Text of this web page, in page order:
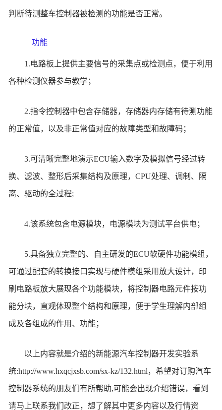
判断待测整车控制器被检测的功能是否正常。
功能
1.电路板上提供主要信号的采集点或检测点，便于利用
各种检测仪器参与教学；
2.指令控制器中包含存储器，存储器内存储有待测功能
的正常值，以及非正常值对应的故障类型和故障码；
3.可清晰完整地演示ECU输入数字及模拟信号经过转
换、滤波、整形后采集结构及原理，CPU处理、调制、隔
离、驱动的全过程;
4.该系统包含电源模块，电源模块为测试平台供电；
5.具备独立完整的、自主研发的ECU软硬件功能模组，
可通过配套的转换接口实现与硬件模组采用放大设计，印
刷电路板放大展现各个功能模块，将控制器电路元件按功
能分块，直观体现整个结构和原理，便于学生理解内部组
成及各组成的作用、功能；
以上内容就是介绍的新能源汽车控制器开发实验系
统:http://www.hxqcjxsb.com/sx-kz/132.html，希望对订购汽车
控制器系统的朋友们有所帮助,可能会出现介绍错误，看到
请马上联系我们改正，想了解其中更多内容以及行情资